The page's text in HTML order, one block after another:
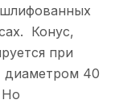
Конус,
при
диаметром 40
Но